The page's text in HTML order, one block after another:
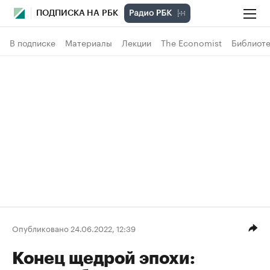
ПОДПИСКА НА РБК
В подписке Материалы Лекции The Economist
Опубликовано 24.06.2022, 12:39
Конец щедрой эпохи: